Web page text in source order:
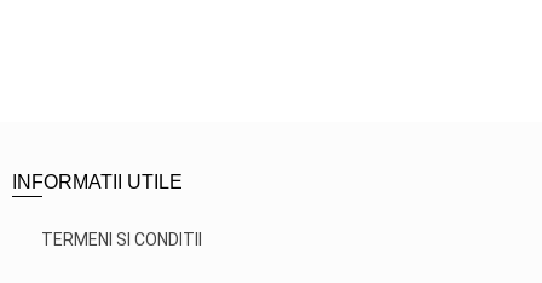
INFORMATII UTILE
TERMENI SI CONDITII